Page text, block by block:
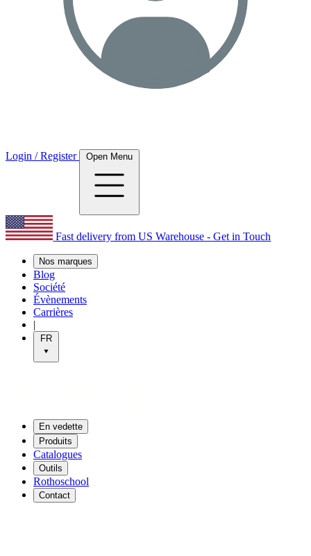
Login / Register Open Menu
Fast delivery from US Warehouse - Get in Touch
Nos marques
Blog
Société
Évènements
Carrières
|
FR
En vedette
Produits
Catalogues
Outils
Rothoschool
Contact